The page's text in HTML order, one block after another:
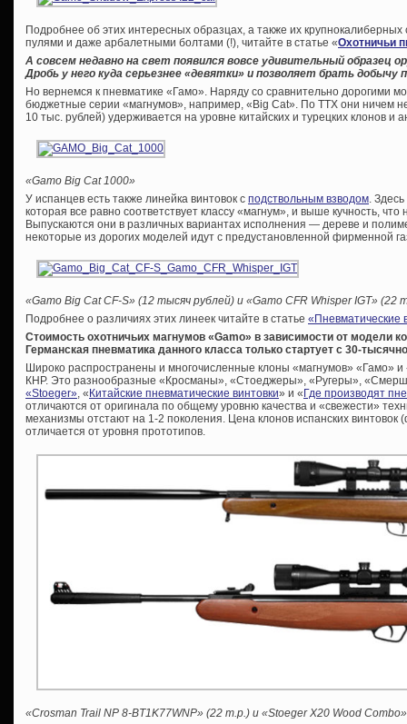
Подробнее об этих интересных образцах, а также их
пулями и даже арбалетными болтами (!), читайте в статье «Охотничьи
А совсем недавно на свет появился вовсе удивительный образец
Дробь у него куда серьезнее «девятки» и позволяет брать добычу
Но вернемся к пневматике «Гамо». Наряду со сравнительно дорогими
бюджетные серии «магнумов», например, «Big Cat». По ТТХ они ничем
10 тыс. рублей) удерживается на уровне китайских и турецких клонов и
«Gamo Big Cat 1000»
У испанцев есть также линейка винтовок с подствольным взводом.
которая все равно соответствует классу «магнум», и выше кучность,
Выпускаются они в различных вариантах исполнения — дереве и
некоторые из дорогих моделей идут с предустановленной фирменной
«Gamo Big Cat CF-S» (12 тысяч рублей) и «Gamo CFR Whisper IGT» (22
Подробнее о различиях этих линеек читайте в статье «Пневматические
Стоимость охотничьих магнумов «Gamo» в зависимости от модели
Германская пневматика данного класса только стартует с 30-
Широко распространены и многочисленные клоны «магнумов» «Гамо»
КНР. Это разнообразные «Кросманы», «Стоеджеры», «Ругеры»,
«Stoeger», « Китайские пневматические винтовки» и « Где производят
отличаются от оригинала по общему уровню качества и «свежести»
механизмы отстают на 1-2 поколения. Цена клонов испанских винтовок
отличается от уровня прототипов.
«Crosman Trail NP 8-BT1K77WNP» (22 т.р.) и «Stoeger X20 Wood